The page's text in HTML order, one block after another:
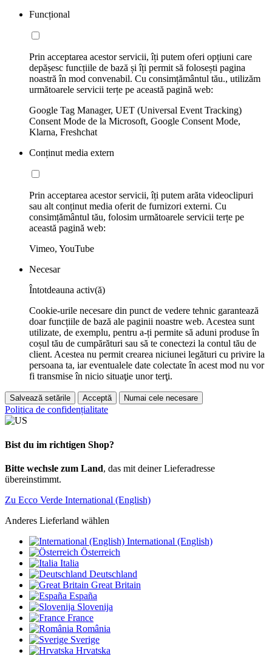
Funcțional
Prin acceptarea acestor servicii, îți putem oferi opțiuni care
depășesc funcțiile de bază și îți permit să folosești pagina
noastră în mod convenabil. Cu consimțământul tău., utilizăm
următoarele servicii terțe pe această pagină web:
Google Tag Manager, UET (Universal Event Tracking)
Consent Mode de la Microsoft, Google Consent Mode,
Klarna, Freshchat
Conținut media extern
Prin acceptarea acestor servicii, îți putem arăta videoclipuri
sau alt conținut media oferit de furnizori externi. Cu
consimțământul tău, folosim următoarele servicii terțe pe
această pagină web:
Vimeo, YouTube
Necesar
Întotdeauna activ(ă)
Cookie-urile necesare din punct de vedere tehnic garantează
doar funcțiile de bază ale paginii noastre web. Acestea sunt
utilizate, de exemplu, pentru a-ți permite să aduni produse în
coșul tău de cumpărături sau să te conectezi la contul tău de
client. Acestea nu permit crearea niciunei legături cu privire la
persoana ta, iar eventualele date colectate în acest mod nu vor
fi transmise în nicio situaţie unor terţi.
Salvează setările Acceptă Numai cele necesare
Politica de confidențialitate
Bist du im richtigen Shop?
Bitte wechsle zum Land, das mit deiner Lieferadresse
übereinstimmt.
Zu Ecco Verde International (English)
Anderes Lieferland wählen
International (English)
Österreich
Italia
Deutschland
Great Britain
España
Slovenija
France
România
Sverige
Hrvatska